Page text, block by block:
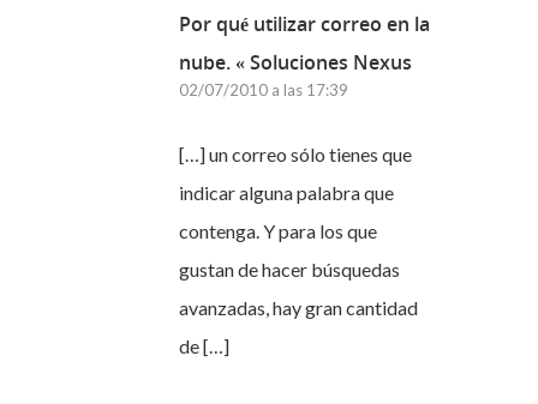
Por qué utilizar correo en la
nube. « Soluciones Nexus
02/07/2010 a las 17:39
[…] un correo sólo tienes que
indicar alguna palabra que
contenga. Y para los que
gustan de hacer búsquedas
avanzadas, hay gran cantidad
de […]